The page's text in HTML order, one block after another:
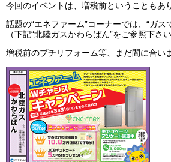
今回のイベントは、増税前ということもあ
話題の“エネファーム”コーナーでは、“ガ
（下記“北陸ガスかわらばん”をご参照下さい
増税前のプチリフォーム等、まだ間に合い